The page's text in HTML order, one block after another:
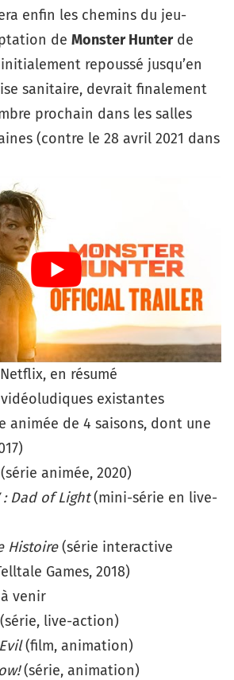
enfin les chemins du jeu-
de Monster Hunterde
repoussé jusqu’en
sanitaire, devrait finalement
prochain dans les salles
(contre le 28 avril 2021 dans
en résumé
existantes
animée de 4 saisons, dont une
(série animée, 2020)
: Dad of Light(mini-série en live-
Histoire(série interactive
Games, 2018)
venir
live-action)
(film, animation)
(série, animation)